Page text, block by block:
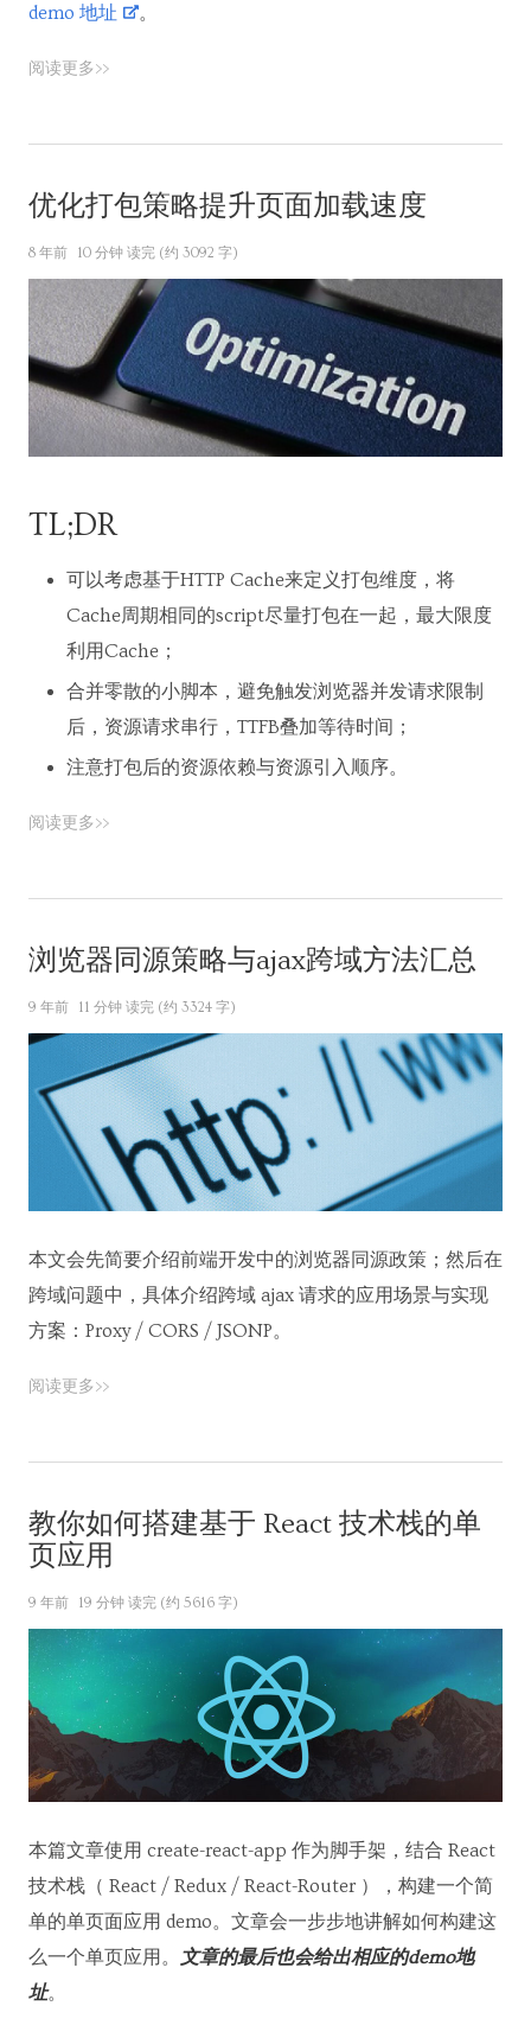
demo 地址
。
阅读更多>>
优化打包策略提升页面加载速度
8 年前 10 分钟 读完 (约 3092 字)
TL;DR
可以考虑基于HTTP Cache来定义打包维度，将
Cache周期相同的script尽量打包在一起，最大限度
利用Cache；
合并零散的小脚本，避免触发浏览器并发请求限制
后，资源请求串行，TTFB叠加等待时间；
注意打包后的资源依赖与资源引入顺序。
阅读更多>>
浏览器同源策略与ajax跨域方法汇总
9 年前 11 分钟 读完 (约 3324 字)
本文会先简要介绍前端开发中的浏览器同源政策；然后在
跨域问题中，具体介绍跨域 ajax 请求的应用场景与实现
方案：Proxy / CORS / JSONP。
阅读更多>>
教你如何搭建基于 React 技术栈的单
页应用
9 年前 19 分钟 读完 (约 5616 字)
本篇文章使用 create-react-app 作为脚手架，结合 React
技术栈（ React / Redux / React-Router ），构建一个简
单的单页面应用 demo。文章会一步步地讲解如何构建这
么一个单页应用。 文章的最后也会给出相应的demo地
址。